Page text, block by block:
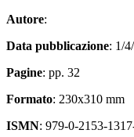
Autore:
Data pubblicazione: 1/
Pagine: pp. 32
Formato: 230x310 mm
ISMN: 979-0-2153-